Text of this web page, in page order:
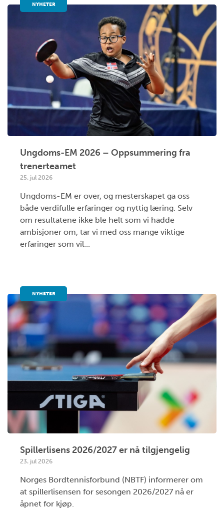
NYHETER
Ungdoms-EM 2026 – Oppsummering fra
trenerteamet
25. jul 2026
Ungdoms-EM er over, og mesterskapet ga oss
både verdifulle erfaringer og nyttig læring. Selv
om resultatene ikke ble helt som vi hadde
ambisjoner om, tar vi med oss mange viktige
erfaringer som vil...
NYHETER
Spillerlisens 2026/2027 er nå tilgjengelig
23. jul 2026
Norges Bordtennisforbund (NBTF) informerer om
at spillerlisensen for sesongen 2026/2027 nå er
åpnet for kjøp.